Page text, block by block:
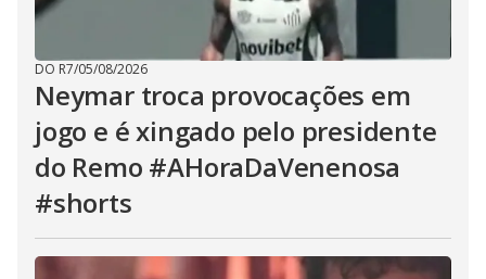
DO R7/05/08/2026
Neymar troca provocações em
jogo e é xingado pelo presidente
do Remo #AHoraDaVenenosa
#shorts